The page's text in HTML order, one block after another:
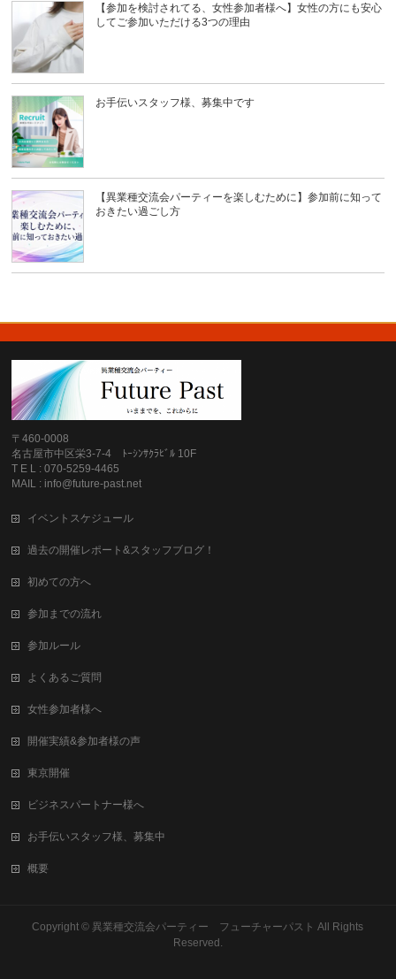
【参加を検討されてる、女性参加者様へ】女性の方にも安心
してご参加いただける3つの理由
お手伝いスタッフ様、募集中です
【異業種交流会パーティーを楽しむために】参加前に知って
おきたい過ごし方
〒460-0008
名古屋市中区栄3-7-4 ﾄｰｼﾝｻｸﾗﾋﾞﾙ 10F
T E L : 070-5259-4465
MAIL : info@future-past.net
イベントスケジュール
過去の開催レポート&スタッフブログ！
初めての方へ
参加までの流れ
参加ルール
よくあるご質問
女性参加者様へ
開催実績&参加者様の声
東京開催
ビジネスパートナー様へ
お手伝いスタッフ様、募集中
概要
Copyright ©異業種交流会パーティー フューチャーパスト All Rights
Reserved.